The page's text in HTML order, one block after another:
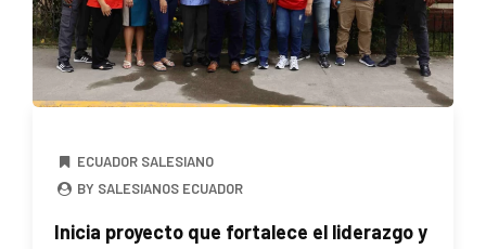
ECUADOR SALESIANO
BY SALESIANOS ECUADOR
Inicia proyecto que fortalece el liderazgo y